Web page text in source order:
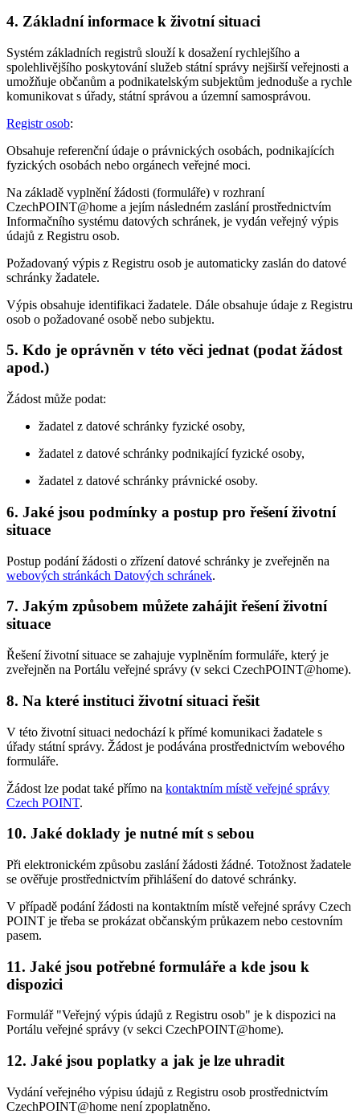
4. Základní informace k životní situaci
Systém základních registrů slouží k dosažení rychlejšího a
spolehlivějšího poskytování služeb státní správy nejširší veřejnosti a
umožňuje občanům a podnikatelským subjektům jednoduše a rychle
komunikovat s úřady, státní správou a územní samosprávou.
Registr osob:
Obsahuje referenční údaje o právnických osobách, podnikajících
fyzických osobách nebo orgánech veřejné moci.
Na základě vyplnění žádosti (formuláře) v rozhraní
CzechPOINT@home a jejím následném zaslání prostřednictvím
Informačního systému datových schránek, je vydán veřejný výpis
údajů z Registru osob.
Požadovaný výpis z Registru osob je automaticky zaslán do datové
schránky žadatele.
Výpis obsahuje identifikaci žadatele. Dále obsahuje údaje z Registru
osob o požadované osobě nebo subjektu.
5. Kdo je oprávněn v této věci jednat (podat žádost
apod.)
Žádost může podat:
žadatel z datové schránky fyzické osoby,
žadatel z datové schránky podnikající fyzické osoby,
žadatel z datové schránky právnické osoby.
6. Jaké jsou podmínky a postup pro řešení životní
situace
Postup podání žádosti o zřízení datové schránky je zveřejněn na
webových stránkách Datových schránek.
7. Jakým způsobem můžete zahájit řešení životní
situace
Řešení životní situace se zahajuje vyplněním formuláře, který je
zveřejněn na Portálu veřejné správy (v sekci CzechPOINT@home).
8. Na které instituci životní situaci řešit
V této životní situaci nedochází k přímé komunikaci žadatele s
úřady státní správy. Žádost je podávána prostřednictvím webového
formuláře.
Žádost lze podat také přímo na kontaktním místě veřejné správy
Czech POINT.
10. Jaké doklady je nutné mít s sebou
Při elektronickém způsobu zaslání žádosti žádné. Totožnost žadatele
se ověřuje prostřednictvím přihlášení do datové schránky.
V případě podání žádosti na kontaktním místě veřejné správy Czech
POINT je třeba se prokázat občanským průkazem nebo cestovním
pasem.
11. Jaké jsou potřebné formuláře a kde jsou k
dispozici
Formulář "Veřejný výpis údajů z Registru osob" je k dispozici na
Portálu veřejné správy (v sekci CzechPOINT@home).
12. Jaké jsou poplatky a jak je lze uhradit
Vydání veřejného výpisu údajů z Registru osob prostřednictvím
CzechPOINT@home není zpoplatněno.